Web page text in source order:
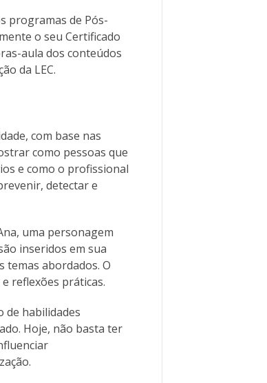
programas de Pós-
o seu Certificado
aula dos conteúdos
da LEC.
com base nas
como pessoas que
e como o profissional
detectar e
uma personagem
inseridos em sua
temas abordados. O
reflexões práticas.
de habilidades
Hoje, não basta ter